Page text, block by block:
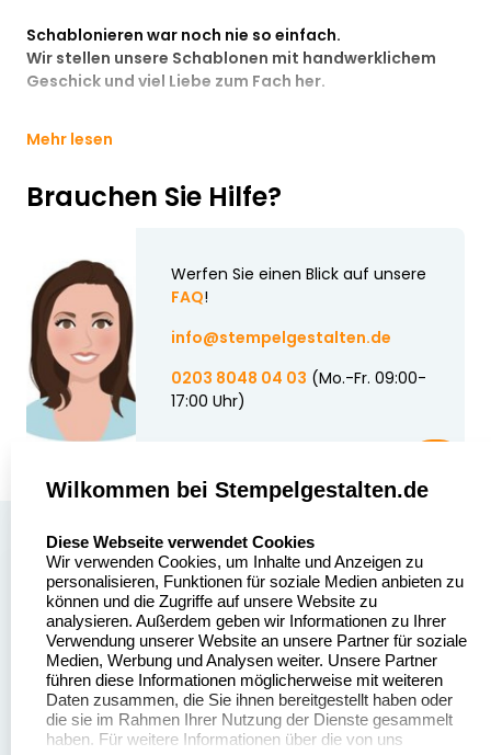
Schablonieren war noch nie so einfach.
Wir stellen unsere Schablonen mit handwerklichem
Geschick und viel Liebe zum Fach her.
Mehr lesen
Brauchen Sie Hilfe?
Werfen Sie einen Blick auf unsere
FAQ!
info@stempelgestalten.de
0203 8048 04 03 (Mo.-Fr. 09:00-
17:00 Uhr)
Stempelgestalten.de
Asterlager Straße 97
47228 Duisburg
Deutschland
Über uns
Sitemap
Alle
Stempelinformationen
Wilkommen bei Stempelgestalten.de
Diese Webseite verwendet Cookies
Wir verwenden Cookies, um Inhalte und Anzeigen zu
personalisieren, Funktionen für soziale Medien anbieten zu
können und die Zugriffe auf unsere Website zu
analysieren. Außerdem geben wir Informationen zu Ihrer
Verwendung unserer Website an unsere Partner für soziale
Medien, Werbung und Analysen weiter. Unsere Partner
führen diese Informationen möglicherweise mit weiteren
Daten zusammen, die Sie ihnen bereitgestellt haben oder
die sie im Rahmen Ihrer Nutzung der Dienste gesammelt
haben. Für weitere Informationen über die von uns